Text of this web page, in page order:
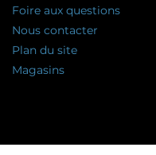
Foire aux questions
Nous contacter
Plan du site
Magasins